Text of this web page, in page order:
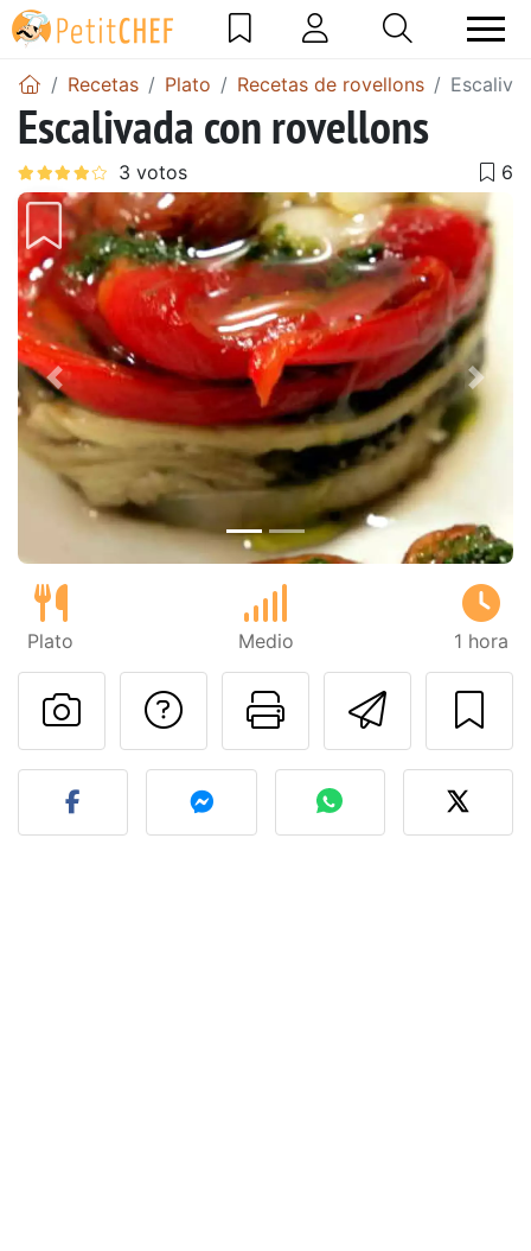
Recetas Plato Recetas de rovellons
Escalivada con rovellons
Anterior
Plato Medio 1 hora
Imprimir
Preguntar al autor
Publicar la foto de esta